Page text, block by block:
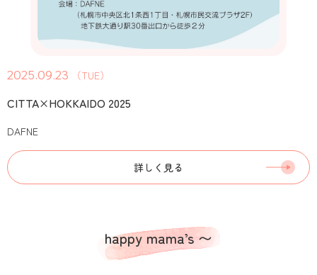
2025.09.23 （TUE）
CITTA×HOKKAIDO 2025
DAFNE
詳しく見る
happy mama’s 〜